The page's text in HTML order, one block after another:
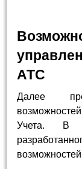
АТС
Далее
Учета. В